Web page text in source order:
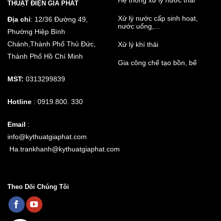
THUẬT ĐIỆN GIA PHÁT
Địa chỉ: 12/36 Đường 49,
Phường Hiệp Bình
Chánh,Thành Phố Thủ Đức,
Thành Phố Hồ Chí Minh
MST: 0313299839
Hotline : 0919.800. 330
Email :
info@kythuatgiaphat.com
Ha.trankhanh@kythuatgiaphat.com
Xử lý nước cấp sinh hoạt,
nước uống,...
Xử lý khí thải
Gia công chế tạo bồn, bể
Theo Dõi Chúng Tôi